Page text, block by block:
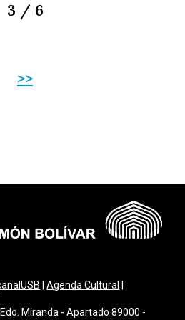
3 / 6
>>
|Agenda Cultural
Miranda - Apartado 89000 -